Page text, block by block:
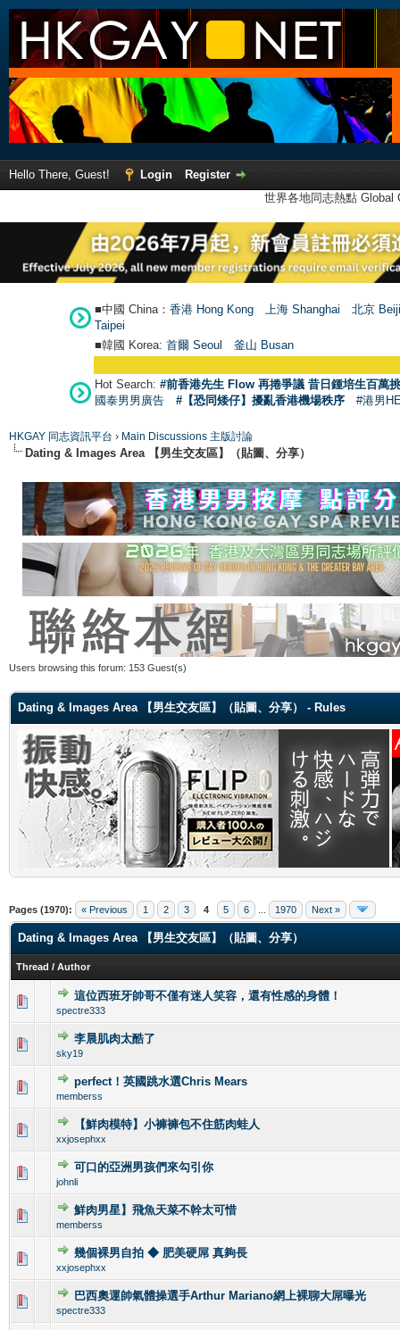
Hello There, Guest! Login
Register
世界各地同志熱點
■中國 China： 香港 Hong Kong 上海 Shanghai
北京
Taipei
■韓國 Korea: 首爾 Seoul 釜山 Busan
Hot Search: #前香港先生 Flow 再捲爭議 昔日鍾培生百萬
國泰男男廣告
#【恐同矮仔】擾亂香港機場秩序 #港男
HKGAY 同志資訊平台 › Main Discussions 主版討論
Dating & Images Area 【男生交友區】（貼圖、分享）
Users browsing this forum: 153 Guest(s)
Dating & Images Area 【男生交友區】（貼圖、分享） - Rules
Pages (1970): « Previous 1 2 3 4 5 6 1970 Next »
Dating & Images Area 【男生交友區】（貼圖、分享）
Thread / Author
這位西班牙帥哥不僅有迷人笑容，還有性感的身體！
spectre333
0 Vote(s) - 0 out of 5 in Average
12345
李晨肌肉太酷了
sky19
0 Vote(s) - 0 out of 5 in Average
perfect！英國跳水選Chris Mears
memberss
0 Vote(s) - 0 out of 5 in Average
123 45
【鮮肉模特】小褲褲包不住筋肉蛙人
xxjosephxx
0 Vote(s) - 0 out of 5 in Average
12345
可口的亞洲男孩們來勾引你
johnli
0 Vote(s) - 0 out of 5 in Average
1234
鮮肉男星】飛魚天菜不幹太可惜
memberss
0 Vote(s) - 0 out of 5 in Average
12345
幾個裸男自拍 ◆ 肥美硬屌 真夠長
xxjosephxx
1 Vote(s) - 3 out of 5 in Average
123 45
巴西奧運帥氣體操選手Arthur Mariano網上裸聊大屌曝光
spectre333
0 Vote(s) - 0 out of 5 in Average
12345